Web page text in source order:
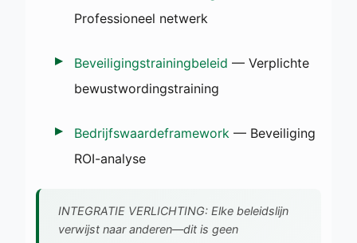
Professioneel netwerk
Beveiligingstrainingbeleid — Verplichte
bewustwordingstraining
Bedrijfswaardeframework — Beveiliging
ROI-analyse
INTEGRATIE VERLICHTING: Elke beleidslijn
verwijst naar anderen—dit is geen